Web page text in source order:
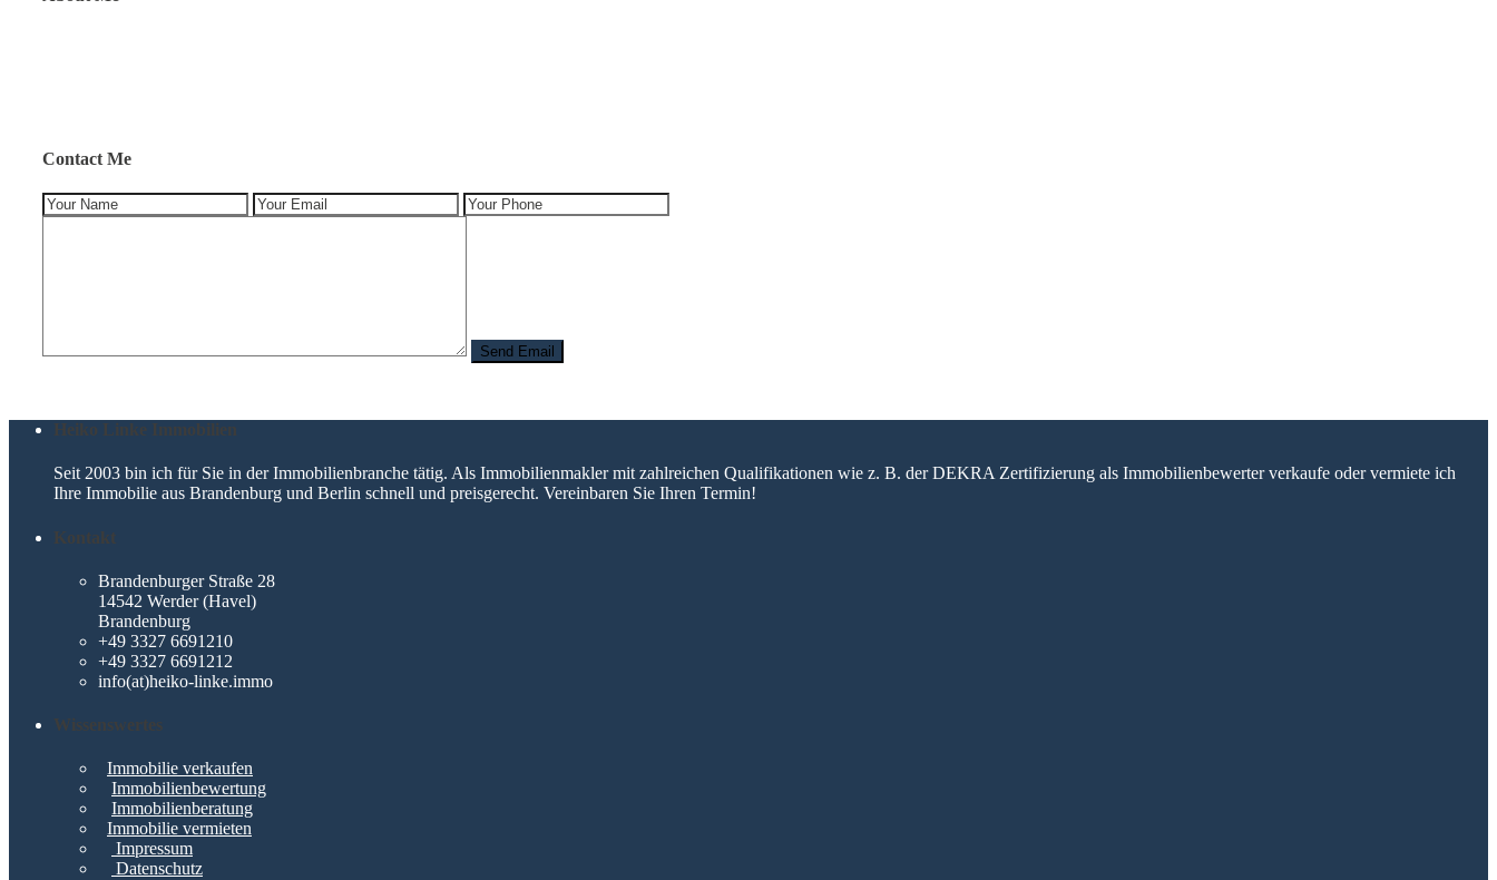
Contact Me
Heiko Linke Immobilien
Seit 2003 bin ich für Sie in der Immobilienbranche tätig. Als Immobilienmakler mit zahlreichen Qualifikationen wie z. B. der DEKRA Zertifizierung als Immobilienbewerter verkaufe oder vermiete ich
Ihre Immobilie aus Brandenburg und Berlin schnell und preisgerecht. Vereinbaren Sie Ihren Termin!
Kontakt
Brandenburger Straße 28
14542 Werder (Havel)
Brandenburg
+49 3327 6691210
+49 3327 6691212
info(at)heiko-linke.immo
Wissenswertes
Immobilie verkaufen
Immobilienbewertung
Immobilienberatung
Immobilie vermieten
Impressum
Datenschutz